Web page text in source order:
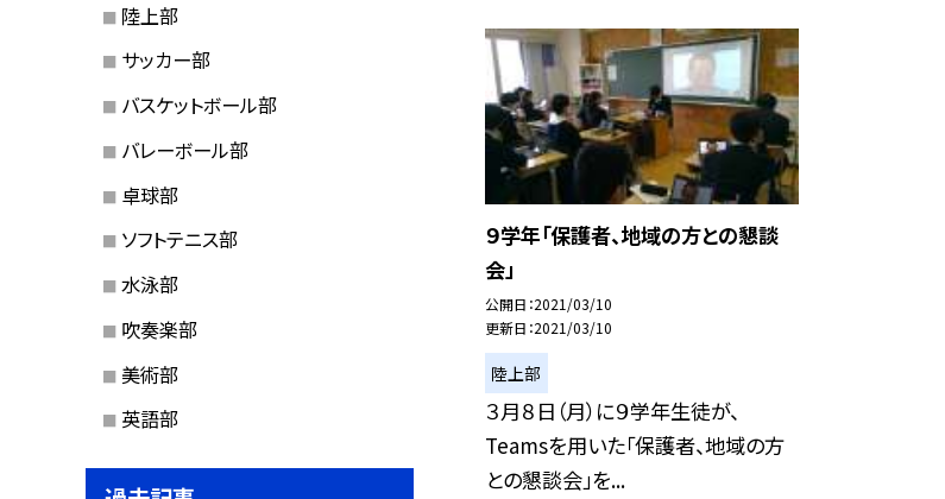
９学年「保護者、地域の方との懇談
会」
公開日 2021/03/10
更新日 2021/03/10
陸上部
３月８日（月）に９学年生徒が、
Teamsを用いた「保護者、地域の方
との懇談会」を...
陸上部
サッカー部
バスケットボール部
バレーボール部
卓球部
ソフトテニス部
水泳部
吹奏楽部
美術部
英語部